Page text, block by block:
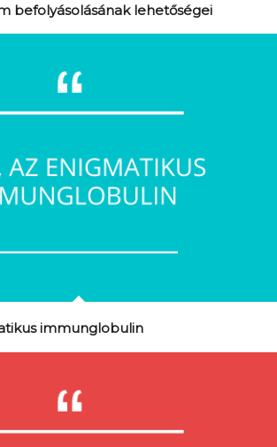
befolyásolásának lehetőségei
immunglobulin